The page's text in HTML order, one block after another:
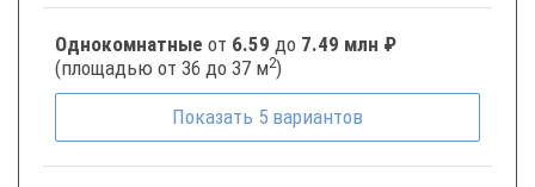
Однокомнатные от 6.59 до 7.49 млн ₽
(площадью от 36 до 37 м2)
Показать 5 вариантов